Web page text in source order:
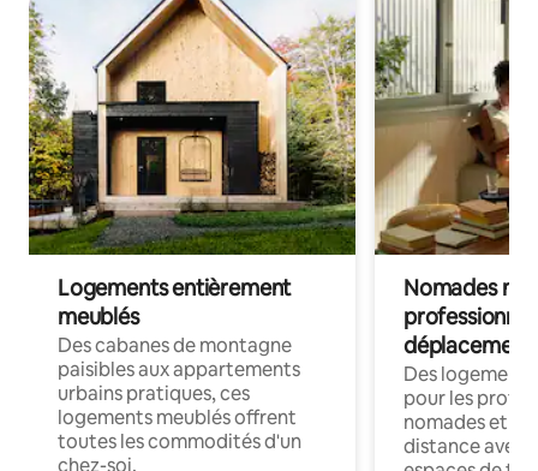
Logements entièrement
meublés
Des cabanes de montagne
paisibles aux appartements
urbains pratiques, ces
logements meublés offrent
toutes les commodités d'un
chez-soi.
Nomades
déplacement
Des
pour les
nomades et
distance avec